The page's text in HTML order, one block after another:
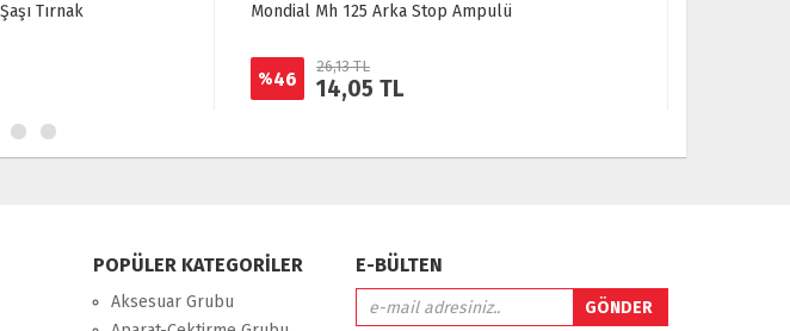
Mondial Mh 125 Arka Stop Ampulü
14,05 TL
POPÜLER KATEGORİLER
Aksesuar Grubu
E-BÜLTEN